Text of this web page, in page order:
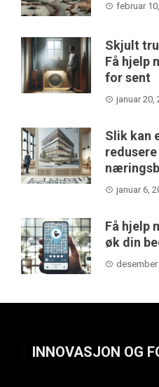
februar
Skjult
Få hjelp
for sent
januar 20,
Slik kan
januar 6,
Få hjelp
øk din
desember
INNOVASJON OG